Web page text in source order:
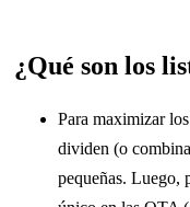
¿Qué son los
Para maximizar
dividen (o
pequeñas. Luego,